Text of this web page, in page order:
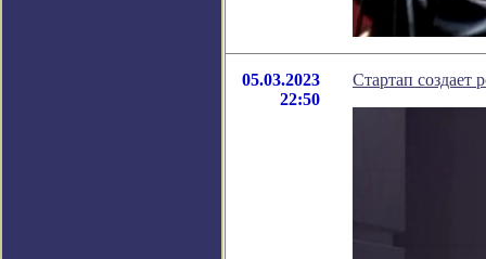
05.03.2023
22:50
Стартап создает